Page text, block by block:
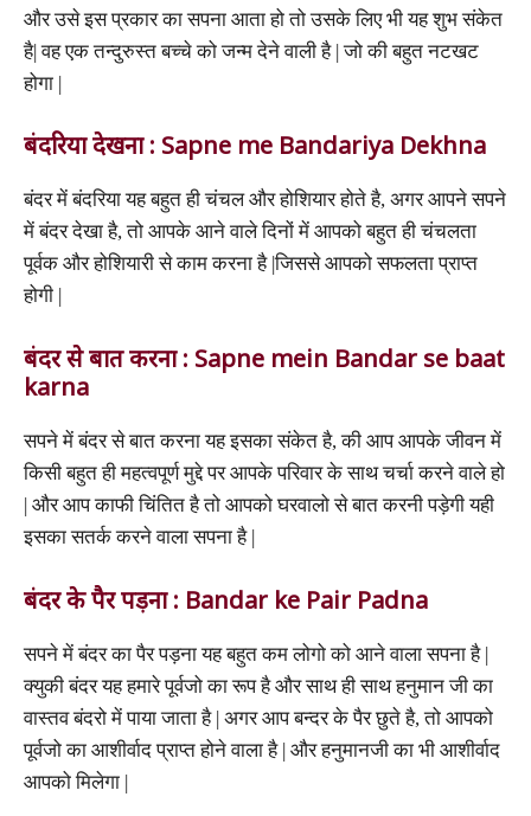
और उसे इस प्रकार का सपना आता हो तो उसके लिए भी यह शुभ संकेत
है| वह एक तन्दुरुस्त बच्चे को जन्म देने वाली है | जो की बहुत नटखट
होगा |
बंदरिया देखना : Sapne me Bandariya Dekhna
बंदर में बंदरिया यह बहुत ही चंचल और होशियार होते है, अगर आपने सपने
में बंदर देखा है, तो आपके आने वाले दिनों में आपको बहुत ही चंचलता
पूर्वक और होशियारी से काम करना है |जिससे आपको सफलता प्राप्त
होगी |
बंदर से बात करना : Sapne mein Bandar se baat
karna
सपने में बंदर से बात करना यह इसका संकेत है, की आप आपके जीवन में
किसी बहुत ही महत्वपूर्ण मुद्दे पर आपके परिवार के साथ चर्चा करने वाले हो
| और आप काफी चिंतित है तो आपको घरवालो से बात करनी पड़ेगी यही
इसका सतर्क करने वाला सपना है |
बंदर के पैर पड़ना : Bandar ke Pair Padna
सपने में बंदर का पैर पड़ना यह बहुत कम लोगो को आने वाला सपना है |
क्युकी बंदर यह हमारे पूर्वजो का रूप है और साथ ही साथ हनुमान जी का
वास्तव बंदरो में पाया जाता है | अगर आप बन्दर के पैर छुते है, तो आपको
पूर्वजो का आशीर्वाद प्राप्त होने वाला है | और हनुमानजी का भी आशीर्वाद
आपको मिलेगा |